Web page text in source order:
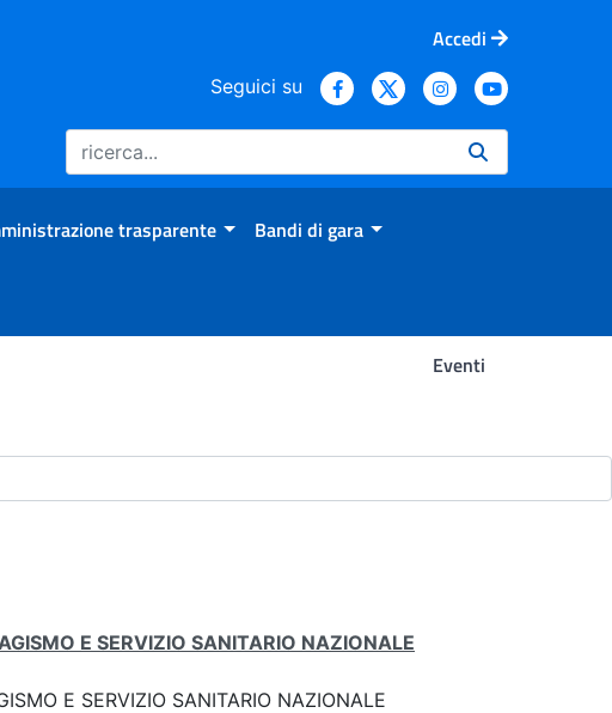
Accedi
Seguici su
trasparente Bandi di gara
Eventi
E SERVIZIO SANITARIO NAZIONALE
E SERVIZIO SANITARIO NAZIONALE